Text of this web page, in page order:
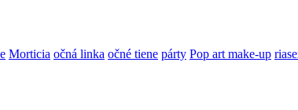
Morticia očná linka očné tiene párty Pop art make-up